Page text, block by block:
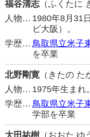
福谷清志（ふくたに
人物… 1980年8月31
ビ大阪）。
学歴… 鳥取県立米子
を卒業
北野剛寛（きたの た
人物… 1975年生まれ
学歴… 鳥取県立米子
学部を卒業
大田祐樹（おおた ゆ